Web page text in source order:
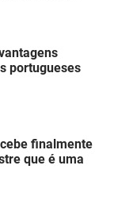
portugueses
finalmente
que é uma